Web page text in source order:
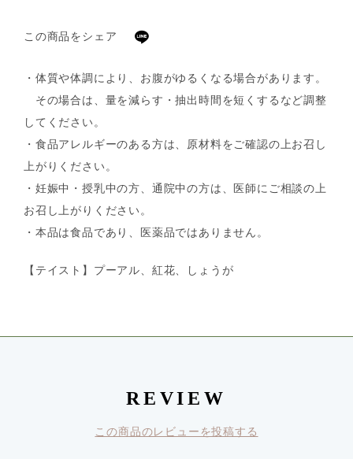
この商品をシェア
・体質や体調により、お腹がゆるくなる場合があります。
その場合は、量を減らす・抽出時間を短くするなど調整
してください。
・食品アレルギーのある方は、原材料をご確認の上お召し
上がりください。
・妊娠中・授乳中の方、通院中の方は、医師にご相談の上
お召し上がりください。
・本品は食品であり、医薬品ではありません。
【テイスト】プーアル、紅花、しょうが
REVIEW
この商品のレビューを投稿する